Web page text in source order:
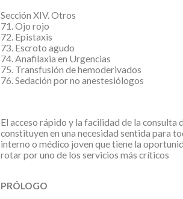
Sección XIV. Otros
71. Ojo rojo
72. Epistaxis
73. Escroto agudo
74. Anafilaxia en Urgencias
75. Transfusión de hemoderivados
76. Sedación por no anestesiólogos
El acceso rápido y la facilidad de la consulta
constituyen en una necesidad sentida para
interno o médico joven que tiene la
rotar por uno de los servicios más críticos
PRÓLOGO